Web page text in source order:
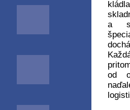
a
od